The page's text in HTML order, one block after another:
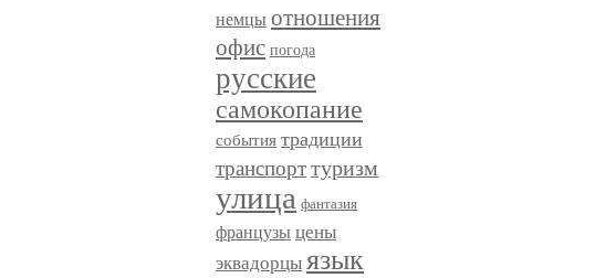
немцы отношения
офис погода
русские
самокопание
события традиции
транспорттуризм
улица фантазия
французы цены
эквадорцыязык